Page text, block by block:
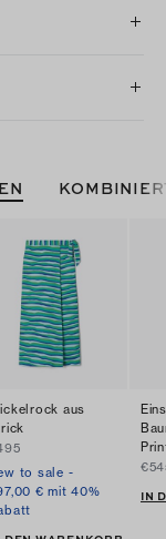
aus
to sale -
€ mit 40%
IN